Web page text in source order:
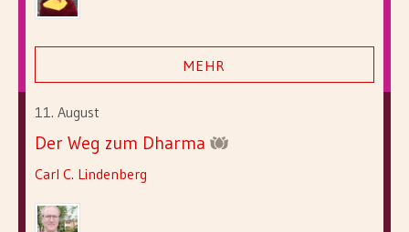
MEHR
11. August
Der Weg zum Dharma
Carl C. Lindenberg